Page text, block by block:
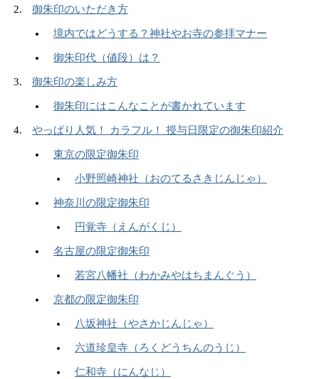
御朱印のいただき方
境内ではどうする？神社やお寺の参拝マナー
御朱印代（値段）は？
御朱印の楽しみ方
御朱印にはこんなことが書かれています
やっぱり人気！ カラフル！ 授与日限定の御朱印紹介
東京の限定御朱印
小野照崎神社（おのてるさきじんじゃ）
神奈川の限定御朱印
円覚寺（えんがくじ）
名古屋の限定御朱印
若宮八幡社（わかみやはちまんぐう）
京都の限定御朱印
八坂神社（やさかじんじゃ）
六道珍皇寺（ろくどうちんのうじ）
仁和寺（にんなじ）